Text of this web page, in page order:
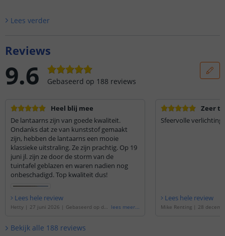
Lees verder
Reviews
9.6 Gebaseerd op 188 reviews
Heel blij mee
De lantaarns zijn van goede kwaliteit.
Ondanks dat ze van kunststof gemaakt
zijn, hebben de lantaarns een mooie
klassieke uitstraling. Ze zijn prachtig. Op 19
juni jl. zijn ze door de storm van de
tuintafel geblazen en waren nadien nog
onbeschadigd. Top kwaliteit dus!
Lees hele review
Hetty | 27 juni 2026 | Gebaseerd op de '
rgie'
lees meer...
Zeer
Sfeervolle verlichting
Lees hele review
Mike Renting| 28
Bekijk alle 188 reviews